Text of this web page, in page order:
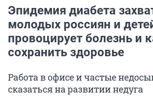
Эпидемия диабета
молодых россиян и
провоцирует болезнь и
сохранить здоровье
Работа в офисе и частые
сказаться на развитии недуга